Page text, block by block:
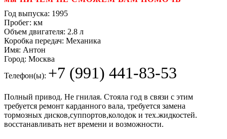
Год выпуска: 1995
Пробег: км
Объем двигателя: 2.8 л
Коробка передач: Механика
Имя: Антон
Город: Москва
Телефон(ы): +7 (991) 441-83-53
Полный привод. Не гнилая. Стояла год в связи с этим
требуется ремонт карданного вала, требуется замена
тормозных дисков,суппортов,колодок и тех.жидкостей.
восстанавливать нет времени и возможности.